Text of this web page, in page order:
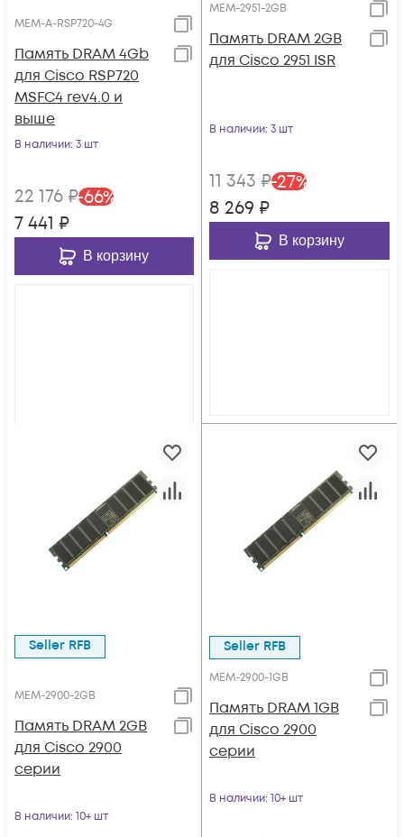
MEM-A-RSP720-4G
Память DRAM 4Gb
для Cisco RSP720
MSFC4 rev4.0 и
выше
В наличии: 3 шт
22 176 ₽-66%
7 441 ₽
В корзину
MEM-2951-2GB
Память DRAM 2GB
для Cisco 2951 ISR
В наличии: 3 шт
11 343 ₽-27%
8 269 ₽
В корзину
Seller RFB
MEM-2900-2GB
Память DRAM 2GB
для Cisco 2900
серии
В наличии: 10+ шт
Seller RFB
MEM-2900-1GB
Память DRAM 1GB
для Cisco 2900
серии
В наличии: 10+ шт